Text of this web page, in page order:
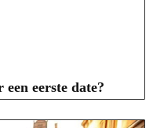
eerste date?